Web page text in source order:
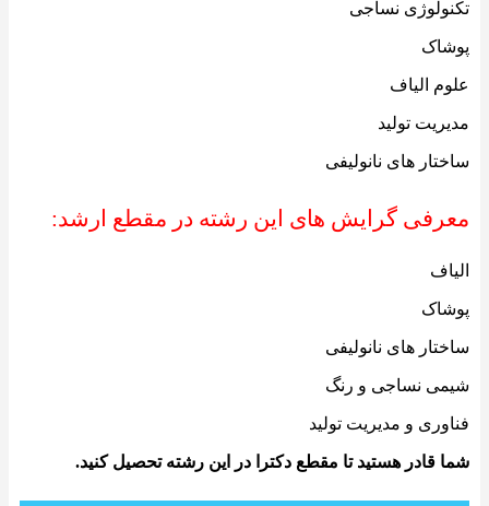
تکنولوژی نساجی
پوشاک
علوم الیاف
مدیریت تولید
ساختار های نانولیفی
معرفی گرایش های این رشته در مقطع ارشد:
الیاف
پوشاک
ساختار های نانولیفی
شیمی نساجی و رنگ
فناوری و مدیریت تولید
شما قادر هستید تا مقطع دکترا در این رشته تحصیل کنید.